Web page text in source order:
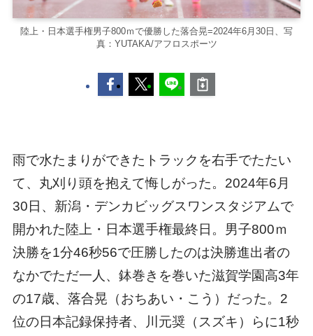
陸上・日本選手権男子800ｍで優勝した落合晃=2024年6月30日、写
真：YUTAKA/アフロスポーツ
雨で水たまりができたトラックを右手でたたい
て、丸刈り頭を抱えて悔しがった。2024年6月
30日、新潟・デンカビッグスワンスタジアムで
開かれた陸上・日本選手権最終日。男子800ｍ
決勝を1分46秒56で圧勝したのは決勝進出者の
なかでただ一人、鉢巻きを巻いた滋賀学園高3年
の17歳、落合晃（おちあい・こう）だった。2
位の日本記録保持者、川元奨（スズキ）らに1秒